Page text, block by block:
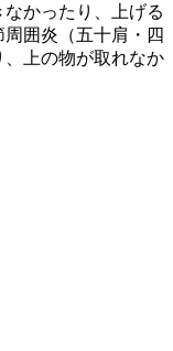
かったり、上げる
囲炎（五十肩・四
上の物が取れなか